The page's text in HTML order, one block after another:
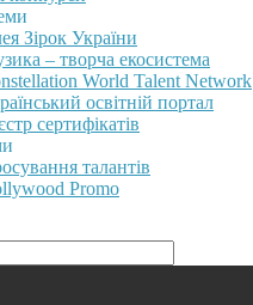
Зірок України
– творча екосистема
World Talent Network
освітній портал
сертифікатів
талантів
Promo